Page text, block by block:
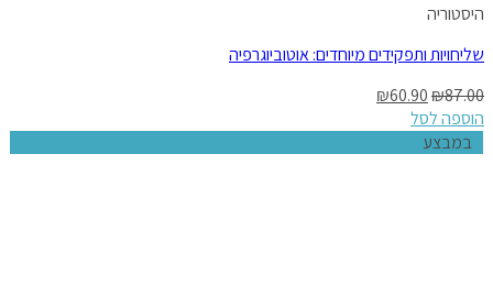
היסטוריה
שליחויות ותפקידים מיוחדים: אוטוביוגרפיה
₪87.00
₪60.90
הוספה לסל
במבצע